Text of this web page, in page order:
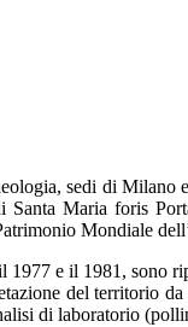
sedi di
Maria foris
Mondiale
e il 1981, sono
del territorio
di laboratorio